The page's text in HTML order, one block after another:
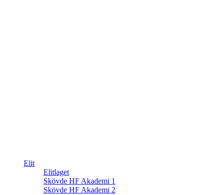
Elit
Elitlaget
Skövde HF Akademi 1
Skövde HF Akademi 2